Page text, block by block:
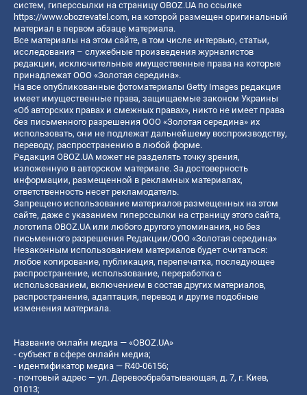
систем, гиперссылки на страницу OBOZ.UA по ссылке
https://www.obozrevatel.com, на которой размещен оригинальный
материал в первом абзаце материала.
Все материалы на этом сайте, в том числе интервью, статьи,
исследования – служебные произведения журналистов
редакции, исключительные имущественные права на которые
принадлежат ООО «Золотая середина».
На все опубликованные фотоматериалы Getty Images редакция
имеет имущественные права, защищаемые законом Украины
«Об авторских правах и смежных правах», никто не имеет права
без письменного разрешения ООО «Золотая середина» их
использовать, они не подлежат дальнейшему воспроизводству,
переводу, распространению в любой форме.
Редакция OBOZ.UA может не разделять точку зрения,
изложенную в авторском материале. За достоверность
информации, размещенной в рекламных материалах,
ответственность несет рекламодатель.
Запрещено использование материалов размещенных на этом
сайте, даже с указанием гиперссылки на страницу этого сайта,
логотипа OBOZ.UA или любого другого упоминания, но без
письменного разрешения Редакции/ООО «Золотая середина»
Незаконным использованием материалов будет считаться:
любое копирование, публикация, перепечатка, последующее
распространение, использование, переработка с
использованием, включением в состав других материалов,
распространение, адаптация, перевод и другие подобные
изменения материала.
Название онлайн медиа — «OBOZ.UA»
- субъект в сфере онлайн медиа;
- идентификатор медиа — R40-06156;
- почтовый адрес — ул. Деревообрабатывающая, д. 7, г. Киев,
01013;